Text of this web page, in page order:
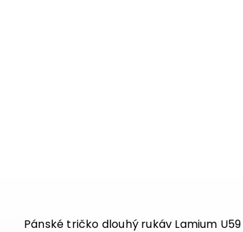
Pánské tričko dlouhý rukáv Lamium U59